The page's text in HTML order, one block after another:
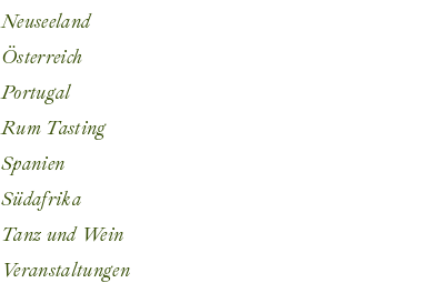
Neuseeland
Österreich
Portugal
Rum Tasting
Spanien
Südafrika
Tanz und Wein
Veranstaltungen